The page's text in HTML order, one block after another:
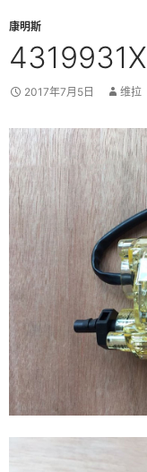
康明斯
4319931X
2017年7月5日 维拉